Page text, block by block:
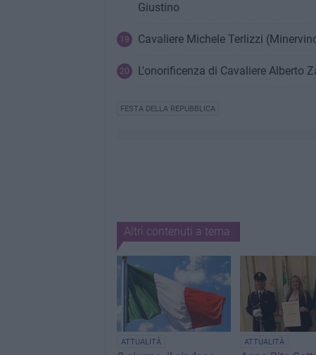
Giustino
Cavaliere Michele Terlizzi
L'onorificenza di Cavaliere Alberto
FESTA DELLA REPUBBLICA
Altri contenuti a tema
ATTUALITÀ ATTUALITÀ